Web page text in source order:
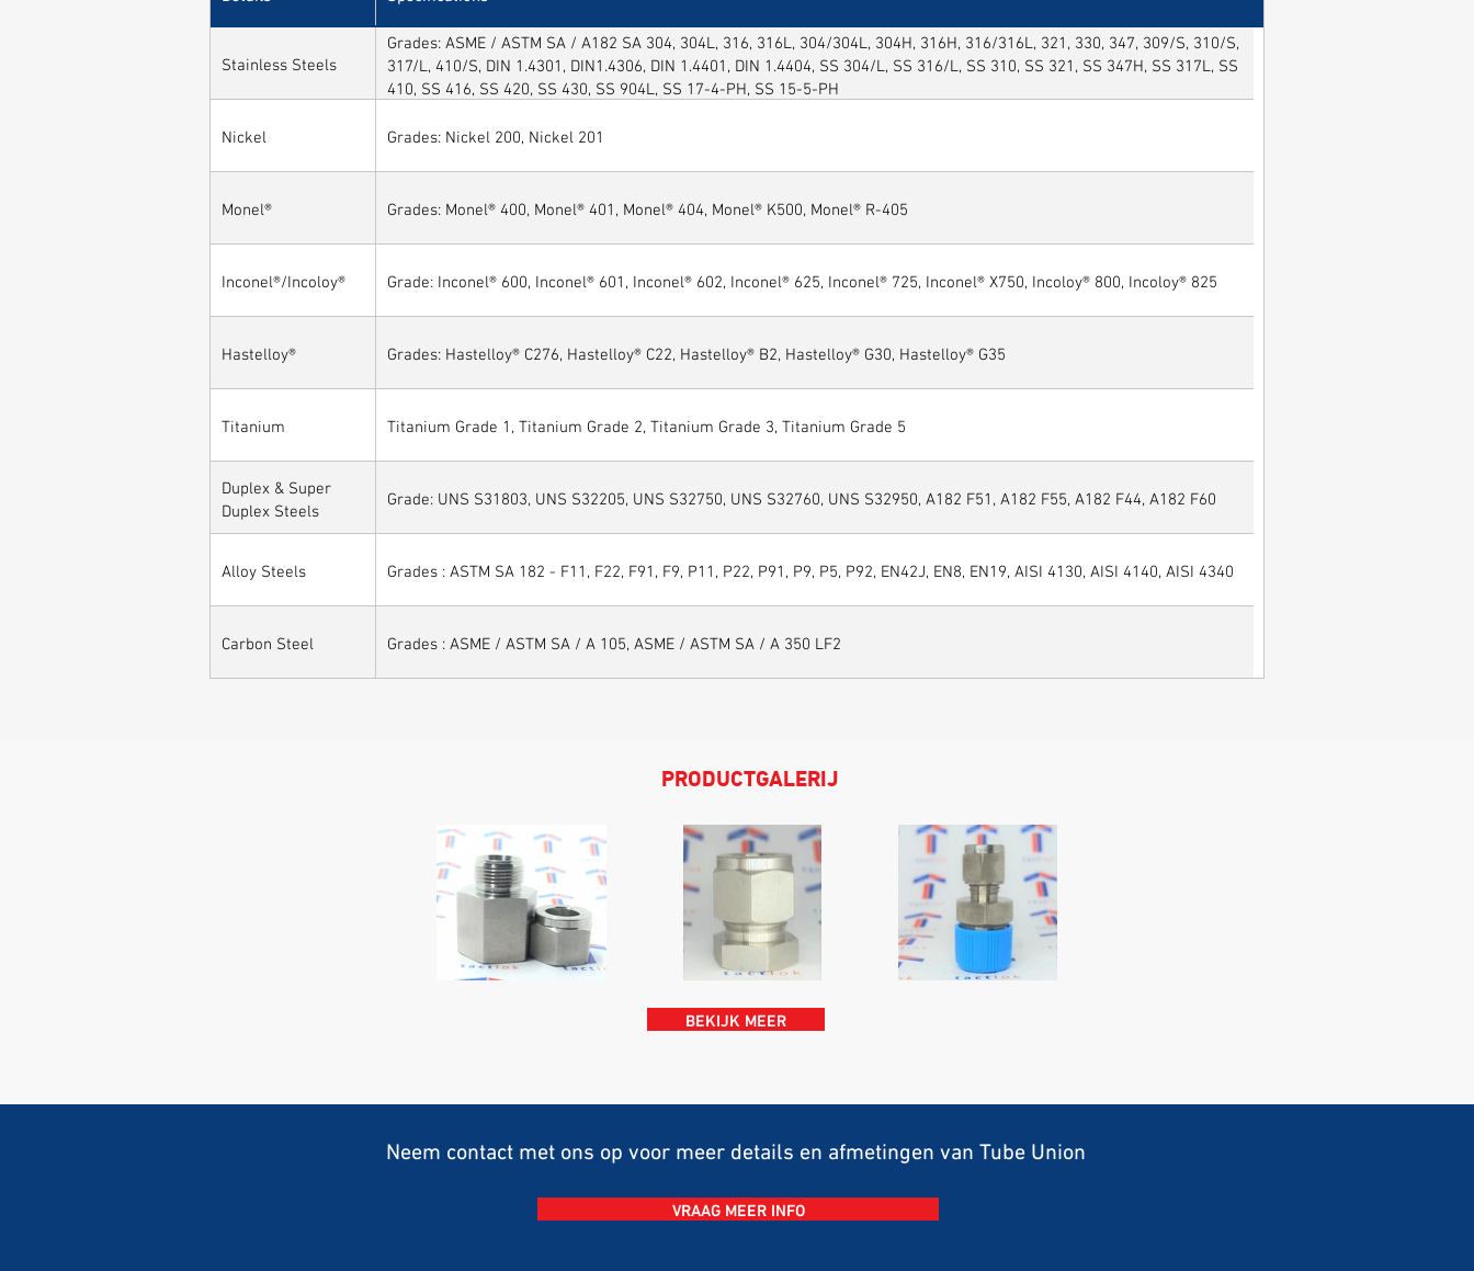
Stainless Steels
Grades: ASME / ASTM SA / A182 SA 304, 304L, 316, 316L, 304/304L, 304H, 316H, 316/316L, 321, 330, 347, 309/S, 310/S,
317/L, 410/S, DIN 1.4301, DIN1.4306, DIN 1.4401, DIN 1.4404, SS 304/L, SS 316/L, SS 310, SS 321, SS 347H, SS 317L, SS
410, SS 416, SS 420, SS 430, SS 904L, SS 17-4-PH, SS 15-5-PH
Nickel
Grades: Nickel 200, Nickel 201
Monel® Grades: Monel® 400, Monel® 401, Monel® 404, Monel® K500, Monel® R-405
Inconel®/Incoloy® Grade: Inconel® 600, Inconel® 601, Inconel® 602, Inconel® 625, Inconel® 725, Inconel® X750, Incoloy® 800, Incoloy® 825
Hastelloy® Grades: Hastelloy® C276, Hastelloy® C22, Hastelloy® B2, Hastelloy® G30, Hastelloy® G35
Titanium Titanium Grade 1, Titanium Grade 2, Titanium Grade 3, Titanium Grade 5
Duplex & Super
Duplex Steels
Grade: UNS S31803, UNS S32205, UNS S32750, UNS S32760, UNS S32950, A182 F51, A182 F55, A182 F44, A182 F60
Alloy Steels Grades : ASTM SA 182 - F11, F22, F91, F9, P11, P22, P91, P9, P5, P92, EN42J, EN8, EN19, AISI 4130, AISI 4140, AISI 4340
Carbon Steel Grades : ASME / ASTM SA / A 105, ASME / ASTM SA / A 350 LF2
PRODUCTGALERIJ
BEKIJK MEER
Neem contact met ons op voor meer details en afmetingen van Tube Union
VRAAG MEER INFO